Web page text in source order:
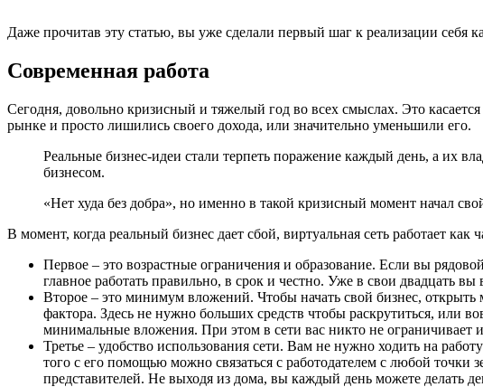
Даже прочитав эту статью, вы уже сделали первый шаг к реализации себя
Современная работа
Сегодня, довольно кризисный и тяжелый год во всех смыслах. Это
рынке и просто лишились своего дохода, или значительно уменьшили его.
Реальные бизнес-идеи стали терпеть поражение каждый день, а их
бизнесом.
«Нет худа без добра», но именно в такой кризисный момент начал
В момент, когда реальный бизнес дает сбой, виртуальная сеть работает
Первое – это возрастные ограничения и образование. Если вы
главное работать правильно, в срок и честно. Уже в свои двадцать
Второе – это минимум вложений. Чтобы начать свой бизнес, открыть
фактора. Здесь не нужно больших средств чтобы раскрутиться, или
минимальные вложения. При этом в сети вас никто не
Третье – удобство использования сети. Вам не нужно ходить на
того с его помощью можно связаться с работодателем с любой
представителей. Не выходя из дома, вы каждый день можете делать